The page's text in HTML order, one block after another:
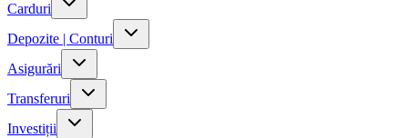
Carduri
Depozite | Conturi
Asigurări
Transferuri
Investiții